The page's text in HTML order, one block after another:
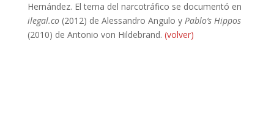
Hernández. El tema del narcotráfico se documentó en
ilegal.co(2012) de Alessandro Angulo y Pablo’s Hippos
(2010) de Antonio von Hildebrand. (volver)